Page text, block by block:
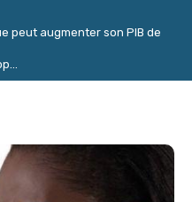
peut augmenter son PIB de